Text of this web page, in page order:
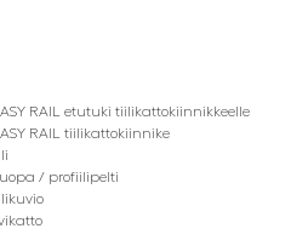
RAIL etutuki tiilikattokiinnikkeelle
RAIL tiilikattokiinnike
/ profiilipelti